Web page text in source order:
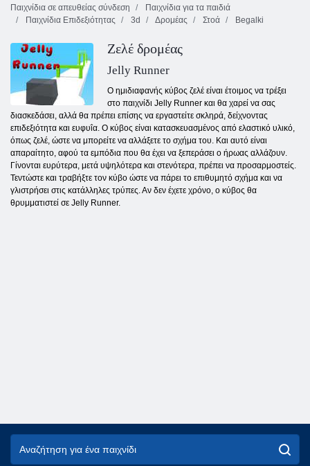
Παιχνίδια σε απευθείας σύνδεση
Παιχνίδια για τα παιδιά
Παιχνίδια Επιδεξιότητας
3d Δρομέας Στοά Begalki
Ζελέ δρομέας
Jelly Runner
Ο ημιδιαφανής κύβος ζελέ είναι έτοιμος να τρέξει
στο παιχνίδι Jelly Runner και θα χαρεί να σας
διασκεδάσει, αλλά θα πρέπει επίσης να εργαστείτε σκληρά, δείχνοντας
επιδεξιότητα και ευφυΐα. Ο κύβος είναι κατασκευασμένος από ελαστικό υλικό,
όπως ζελέ, ώστε να μπορείτε να αλλάξετε το σχήμα του. Και αυτό είναι
απαραίτητο, αφού τα εμπόδια που θα έχει να ξεπεράσει ο ήρωας αλλάζουν.
Γίνονται ευρύτερα, μετά υψηλότερα και στενότερα, πρέπει να προσαρμοστείς.
Τεντώστε και τραβήξτε τον κύβο ώστε να πάρει το επιθυμητό σχήμα και να
γλιστρήσει στις κατάλληλες τρύπες. Αν δεν έχετε χρόνο, ο κύβος θα
θρυμματιστεί σε Jelly Runner.